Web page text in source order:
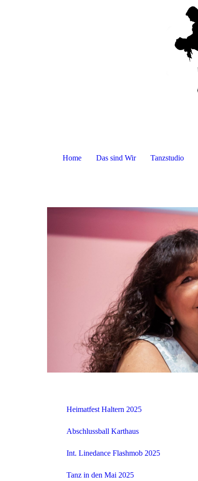
Home Das sind Wir Tanzstudio
Heimatfest Haltern 2025
Abschlussball Karthaus
Int. Linedance Flashmob 2025
Tanz in den Mai 2025